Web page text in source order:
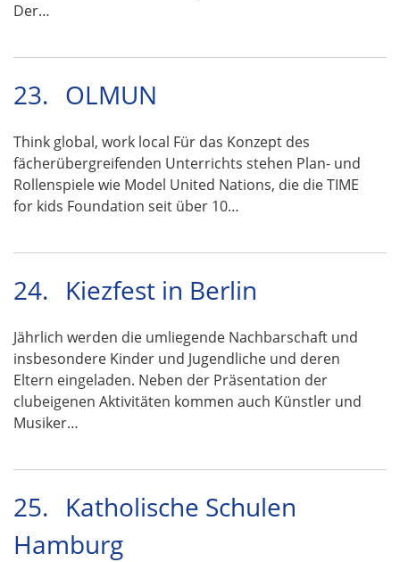
Der…
23. OLMUN
Think global, work local Für das Konzept des
fächerübergreifenden Unterrichts stehen Plan- und
Rollenspiele wie Model United Nations, die die TIME
for kids Foundation seit über 10…
24. Kiezfest in Berlin
Jährlich werden die umliegende Nachbarschaft und
insbesondere Kinder und Jugendliche und deren
Eltern eingeladen. Neben der Präsentation der
clubeigenen Aktivitäten kommen auch Künstler und
Musiker…
25. Katholische Schulen
Hamburg